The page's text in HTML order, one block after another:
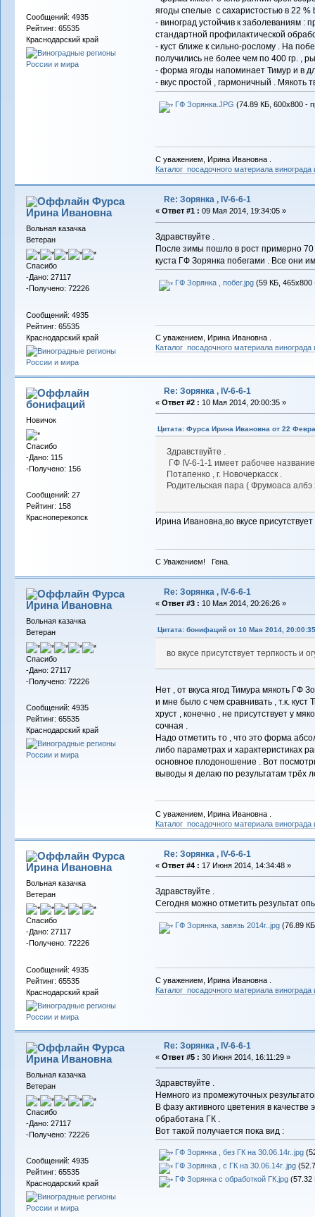
Сообщений: 4935
Рейтинг: 65535
Краснодарский край
ягоды спелые с сахаристостью в 22 %
- виноград устойчив к заболеваниям :
стандартной профилактической
- куст ближе к сильно-рослому . На
получились не более чем по 400 гр. ,
- форма ягоды напоминает Тимур и в
- вкус простой , гармоничный . Мякоть
ГФ Зорянка.JPG (74.89 КБ, 600x800 -
С уважением, Ирина Ивановна .
Каталог посадочного материала
Фурса
Ирина Ивановна
Вольная казачка
Ветеран
Спасибо
-Дано: 27117
-Получено: 72226
Сообщений: 4935
Рейтинг: 65535
Краснодарский край
Re: Зорянка , IV-6-6-1
« Ответ #1 : 09 Мая 2014, 19:34:05 »
Здравствуйте .
После зимы пошло в рост примерно 70
куста ГФ Зорянка побегами . Все они
ГФ Зорянка , побег.jpg(59 КБ, 465x800
С уважением, Ирина Ивановна .
Каталог посадочного материала
бонифаций
Новичок
Спасибо
-Дано: 115
-Получено: 156
Сообщений: 27
Рейтинг: 158
Красноперекопск
Re: Зорянка , IV-6-6-1
« Ответ #2 : 10 Мая 2014, 20:00:35 »
Цитата: Фурса Ирина Ивановна от 22
Здравствуйте .
ГФ IV-6-1-1 имеет рабочее
Потапенко , г. Новочеркасск .
Родительская пара ( Фрумоаса албэ
Ирина Ивановна,во вкусе
С Уважением! Гена.
Фурса
Ирина Ивановна
Вольная казачка
Ветеран
Спасибо
-Дано: 27117
-Получено: 72226
Сообщений: 4935
Рейтинг: 65535
Краснодарский край
Re: Зорянка , IV-6-6-1
« Ответ #3 : 10 Мая 2014, 20:26:26 »
Цитата: бонифаций от 10 Мая 2014, 20:00:35
во вкусе присутствует терпкость и
Нет , от вкуса ягод Тимура мякоть ГФ
и мне было с чем сравнивать , т.к. куст
хруст , конечно , не присутствует у
сочная .
Надо отметить то , что это форма
либо параметрах и характеристиках
основное плодоношение . Вот
выводы я делаю по результатам трёх
С уважением, Ирина Ивановна .
Каталог посадочного материала
Фурса
Ирина Ивановна
Вольная казачка
Ветеран
Спасибо
-Дано: 27117
-Получено: 72226
Сообщений: 4935
Рейтинг: 65535
Краснодарский край
Re: Зорянка , IV-6-6-1
« Ответ #4 : 17 Июня 2014, 14:34:48 »
Здравствуйте .
Сегодня можно отметить результат
ГФ Зорянка, завязь 2014г..jpg(76.89
С уважением, Ирина Ивановна .
Каталог посадочного материала
Фурса
Ирина Ивановна
Вольная казачка
Ветеран
Спасибо
-Дано: 27117
-Получено: 72226
Сообщений: 4935
Рейтинг: 65535
Краснодарский край
Re: Зорянка , IV-6-6-1
« Ответ #5 : 30 Июня 2014, 16:11:29 »
Здравствуйте .
Немного из промежуточных
В фазу активного цветения в
обработана ГК .
Вот такой получается пока вид :
ГФ Зорянка , без ГК на 30.06.14г..jpg
ГФ Зорянка , с ГК на 30.06.14г..jpg
ГФ Зорянка с обработкой ГК.jpg(57.32